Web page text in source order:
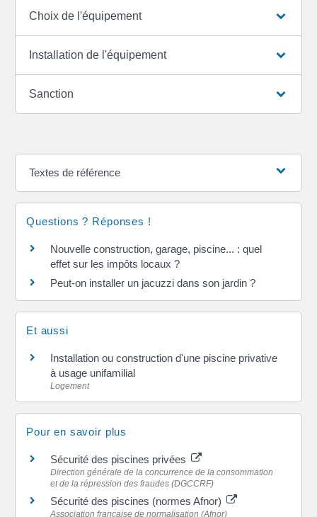
Choix de l'équipement
Installation de l'équipement
Sanction
Textes de référence
Questions ? Réponses !
Nouvelle construction, garage, piscine... : quel
effet sur les impôts locaux ?
Peut-on installer un jacuzzi dans son jardin ?
Et aussi
Installation ou construction d'une piscine privative
à usage unifamilial
Logement
Pour en savoir plus
Sécurité des piscines privées
Direction générale de la concurrence de la consommation
et de la répression des fraudes (DGCCRF)
Sécurité des piscines (normes Afnor)
Association française de normalisation (Afnor)